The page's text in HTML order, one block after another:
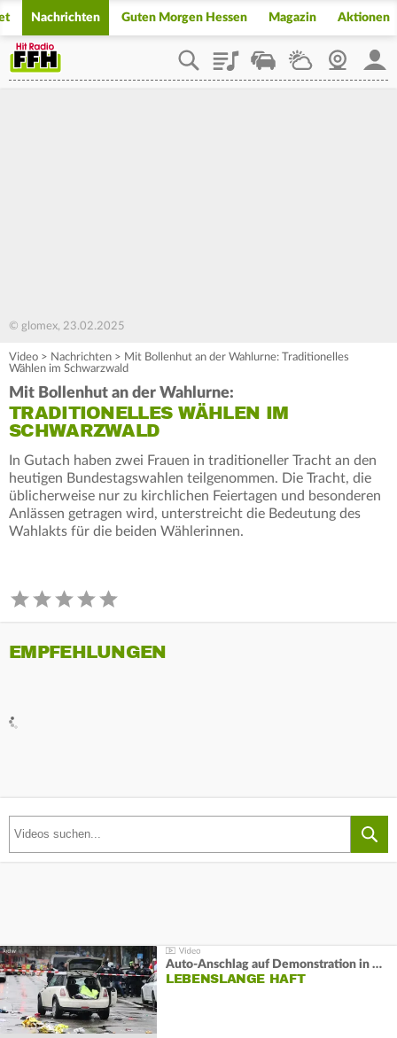
Nachrichten Guten Morgen Hessen Magazin Aktionen
PlaylistStaupilotWetterWebcam
© glomex, 23.02.2025
Video > Nachrichten > Mit Bollenhut an der Wahlurne: Traditionelles
Wählen im Schwarzwald
Mit Bollenhut an der Wahlurne:
TRADITIONELLES WÄHLEN IM
SCHWARZWALD
In Gutach haben zwei Frauen in traditioneller Tracht an den
heutigen Bundestagswahlen teilgenommen. Die Tracht, die
üblicherweise nur zu kirchlichen Feiertagen und besonderen
Anlässen getragen wird, unterstreicht die Bedeutung des
Wahlakts für die beiden Wählerinnen.
EMPFEHLUNGEN
Auto-Anschlag auf Demonstration in München:
LEBENSLANGE HAFT